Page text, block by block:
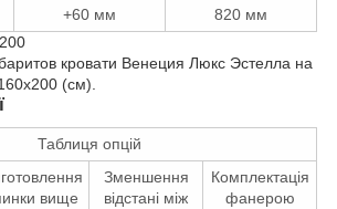
+60 мм
820 мм
Таблиця опцій
вище
Зменшення
відстані між
Комплектація
фанерою